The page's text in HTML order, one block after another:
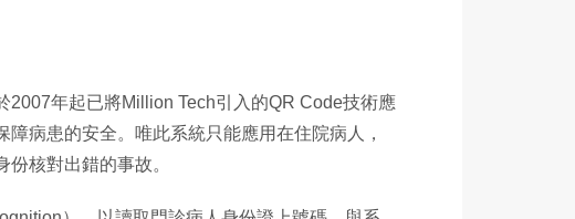
年起已將Million Tech引入的QR Code技術應
病患的安全。唯此系統只能應用在住院病人，
核對出錯的事故。